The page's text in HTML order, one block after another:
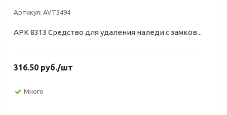
Артикул: AVT5494
APK 8313 Средство для удаления наледи с замков...
316.50 руб./шт
Много